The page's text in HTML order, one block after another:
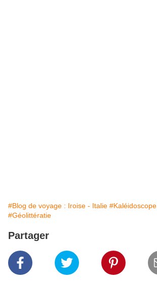
#Blog de voyage : Iroise - Italie #Kaléidoscope
#Géolittératie
Partager